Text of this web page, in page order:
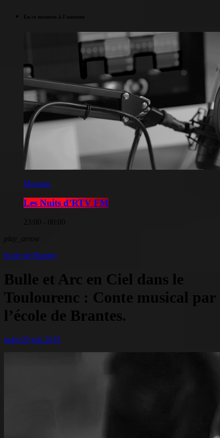
En ce moment à l’antenne
Musique
Les Nuits d’RTV FM
23:00 - 00:00
play_arrow
Ecole de Brantes
Bulle et Arc en Ciel dans le
Toulourenc : Conte musical par
l’école de Brantes.
today29 juin 2019